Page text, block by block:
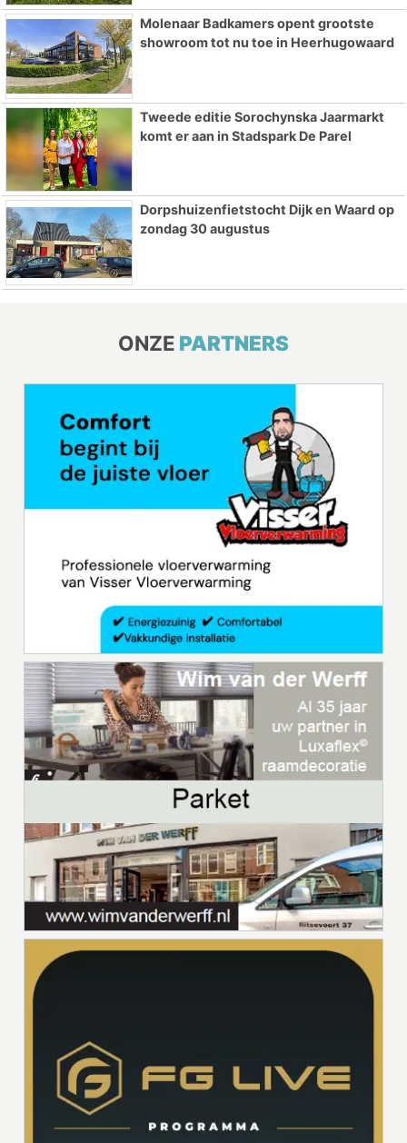
Molenaar Badkamers opent grootste
showroom tot nu toe in Heerhugowaard
Tweede editie Sorochynska Jaarmarkt
komt er aan in Stadspark De Parel
Dorpshuizenfietstocht Dijk en Waard op
zondag 30 augustus
ONZE PARTNERS